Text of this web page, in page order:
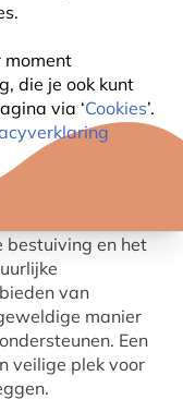
moment
die je ook kunt
via ‘Cookies’.
bestuiving en het
van
manier
Een
veilige plek voor